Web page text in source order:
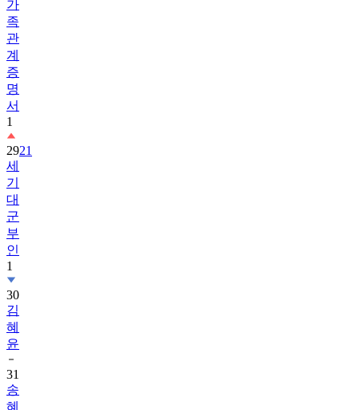
가
족
관
계
증
명
서
1
2921
세
기
대
군
부
인
1
30
김
혜
윤
31
송
혜